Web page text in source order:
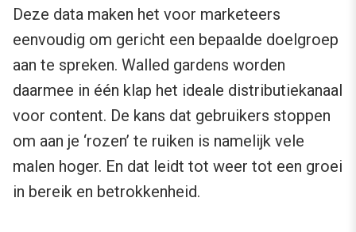
Deze data maken het voor marketeers
eenvoudig om gericht een bepaalde doelgroep
aan te spreken. Walled gardens worden
daarmee in één klap het ideale distributiekanaal
voor content. De kans dat gebruikers stoppen
om aan je ‘rozen’ te ruiken is namelijk vele
malen hoger. En dat leidt tot weer tot een groei
in bereik en betrokkenheid.